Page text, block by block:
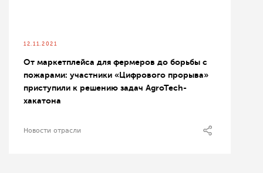
12.11.2021
От маркетплейса для фермеров до борьбы с
пожарами: участники «Цифрового прорыва»
приступили к решению задач AgroTech-
хакатона
Новости отрасли